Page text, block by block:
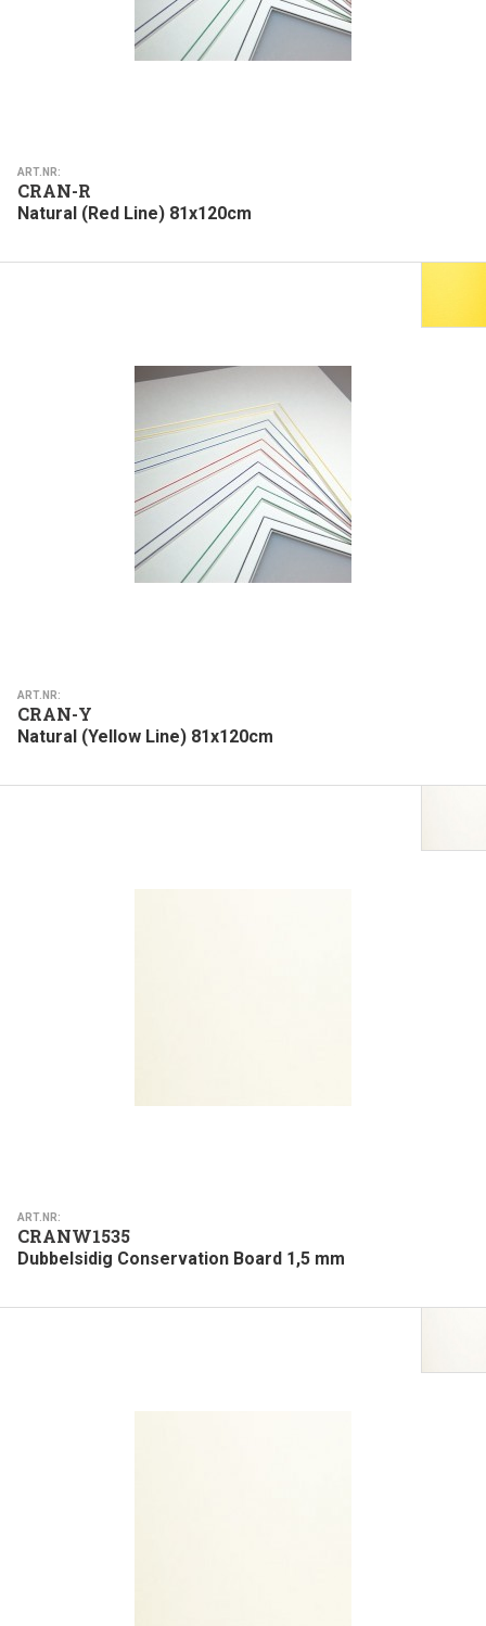
ART.NR:
CRAN-R
Natural (Red Line) 81x120cm
ART.NR:
CRAN-Y
Natural (Yellow Line) 81x120cm
ART.NR:
CRANW1535
Dubbelsidig Conservation Board 1,5 mm